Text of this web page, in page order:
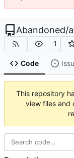
Abandoned/
1
Code
This repository
view files and